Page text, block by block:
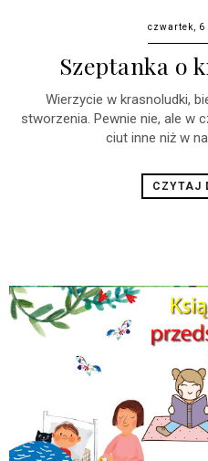
czwartek, 6
Szeptanka o
Wierzycie w krasnoludki,
stworzenia. Pewnie nie, ale w
ciut inne niż w
CZYTAJ